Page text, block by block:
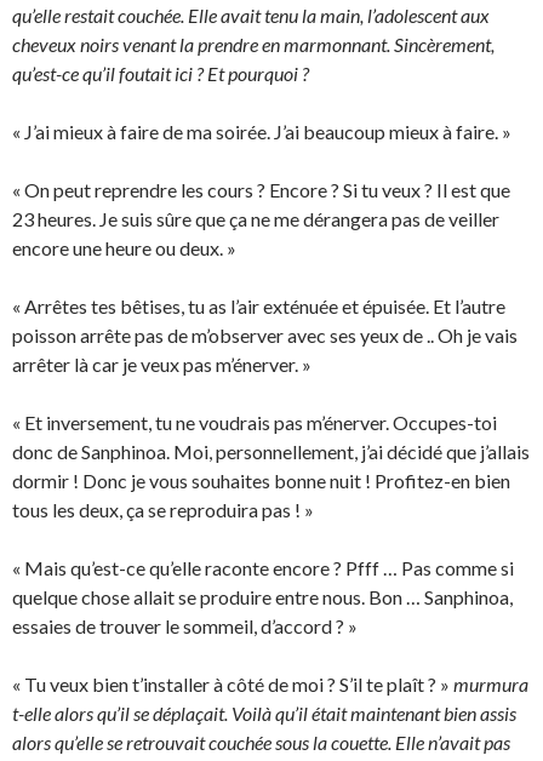
qu’elle restait couchée. Elle avait tenu la main, l’adolescent aux
cheveux noirs venant la prendre en marmonnant. Sincèrement,
qu’est-ce qu’il foutait ici ? Et pourquoi ?
« J’ai mieux à faire de ma soirée. J’ai beaucoup mieux à faire. »
« On peut reprendre les cours ? Encore ? Si tu veux ? Il est que
23 heures. Je suis sûre que ça ne me dérangera pas de veiller
encore une heure ou deux. »
« Arrêtes tes bêtises, tu as l’air exténuée et épuisée. Et l’autre
poisson arrête pas de m’observer avec ses yeux de .. Oh je vais
arrêter là car je veux pas m’énerver. »
« Et inversement, tu ne voudrais pas m’énerver. Occupes-toi
donc de Sanphinoa. Moi, personnellement, j’ai décidé que j’allais
dormir ! Donc je vous souhaites bonne nuit ! Profitez-en bien
tous les deux, ça se reproduira pas ! »
« Mais qu’est-ce qu’elle raconte encore ? Pfff … Pas comme si
quelque chose allait se produire entre nous. Bon … Sanphinoa,
essaies de trouver le sommeil, d’accord ? »
« Tu veux bien t’installer à côté de moi ? S’il te plaît ? » murmura
t-elle alors qu’il se déplaçait. Voilà qu’il était maintenant bien assis
alors qu’elle se retrouvait couchée sous la couette. Elle n’avait pas